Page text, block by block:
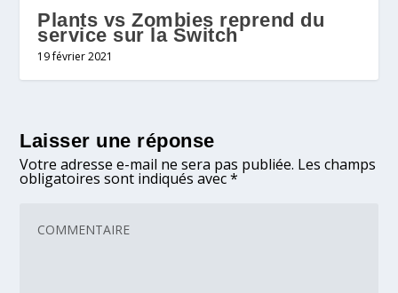
Plants vs Zombies reprend du
service sur la Switch
19 février 2021
Laisser une réponse
Votre adresse e-mail ne sera pas publiée. Les champs
obligatoires sont indiqués avec*